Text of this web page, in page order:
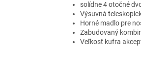
solídne 4 otočné
Výsuvná
Horné madlo pre
Zabudovaný
Veľkosť kufra